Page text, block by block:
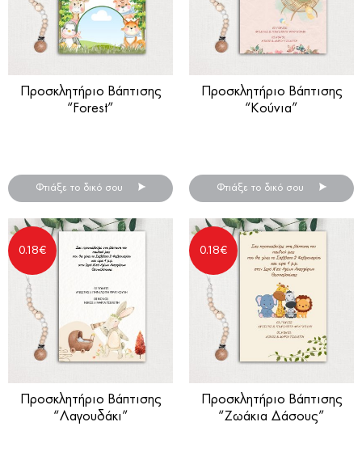
Προσκλητήριο Βάπτισης
“Forest”
Φτιάξε το δικό σου
Προσκλητήριο Βάπτισης
“Κούνια”
Φτιάξε το δικό σου
Προσκλητήριο Βάπτισης
“Λαγουδάκι”
0.18€
Προσκλητήριο Βάπτισης
“Ζωάκια Δάσους”
0.18€